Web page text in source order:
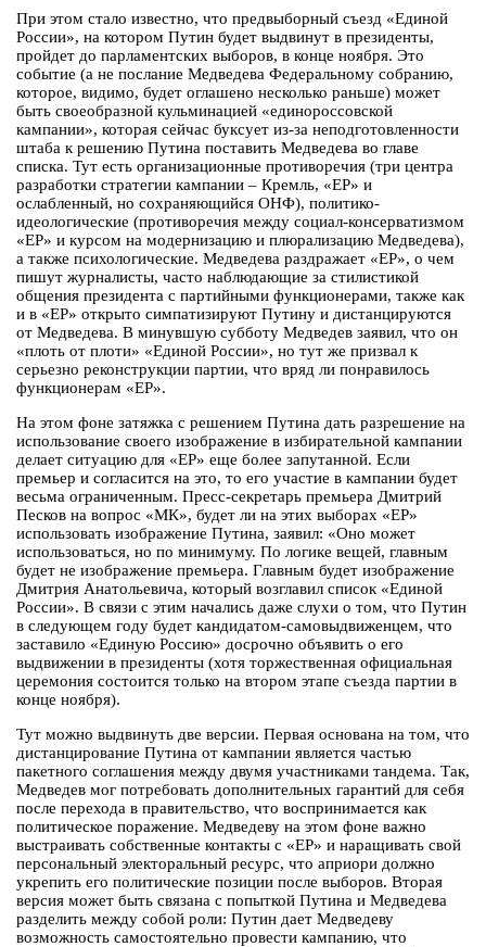
При этом стало известно, что предвыборный съезд «Единой
России», на котором Путин будет выдвинут в президенты,
пройдет до парламентских выборов, в конце ноября. Это
событие (а не послание Медведева Федеральному собранию,
которое, видимо, будет оглашено несколько раньше) может
быть своеобразной кульминацией «единороссовской
кампании», которая сейчас буксует из-за неподготовленности
штаба к решению Путина поставить Медведева во главе
списка. Тут есть организационные противоречия (три центра
разработки стратегии кампании – Кремль, «ЕР» и
ослабленный, но сохраняющийся ОНФ), политико-
идеологические (противоречия между социал-консерватизмом
«ЕР» и курсом на модернизацию и плюрализацию Медведева),
а также психологические. Медведева раздражает «ЕР», о чем
пишут журналисты, часто наблюдающие за стилистикой
общения президента с партийными функционерами, также как
и в «ЕР» открыто симпатизируют Путину и дистанцируются
от Медведева. В минувшую субботу Медведев заявил, что он
«плоть от плоти» «Единой России», но тут же призвал к
серьезно реконструкции партии, что вряд ли понравилось
функционерам «ЕР».
На этом фоне затяжка с решением Путина дать разрешение на
использование своего изображение в избирательной кампании
делает ситуацию для «ЕР» еще более запутанной. Если
премьер и согласится на это, то его участие в кампании будет
весьма ограниченным. Пресс-секретарь премьера Дмитрий
Песков на вопрос «МК», будет ли на этих выборах «ЕР»
использовать изображение Путина, заявил: «Оно может
использоваться, но по минимуму. По логике вещей, главным
будет не изображение премьера. Главным будет изображение
Дмитрия Анатольевича, который возглавил список «Единой
России». В связи с этим начались даже слухи о том, что Путин
в следующем году будет кандидатом-самовыдвиженцем, что
заставило «Единую Россию» досрочно объявить о его
выдвижении в президенты (хотя торжественная официальная
церемония состоится только на втором этапе съезда партии в
конце ноября).
Тут можно выдвинуть две версии. Первая основана на том, что
дистанцирование Путина от кампании является частью
пакетного соглашения между двумя участниками тандема. Так,
Медведев мог потребовать дополнительных гарантий для себя
после перехода в правительство, что воспринимается как
политическое поражение. Медведеву на этом фоне важно
выстраивать собственные контакты с «ЕР» и наращивать свой
персональный электоральный ресурс, что априори должно
укрепить его политические позиции после выборов. Вторая
версия может быть связана с попыткой Путина и Медведева
разделить между собой роли: Путин дает Медведеву
возможность самостоятельно провести кампанию, что